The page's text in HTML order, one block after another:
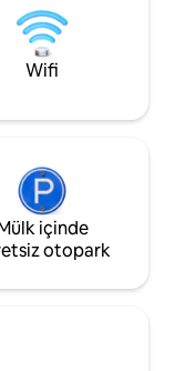
çıkarın. Kano
için tek seferlik
Uygulama
sorun.
Wifi
içinde
otopark